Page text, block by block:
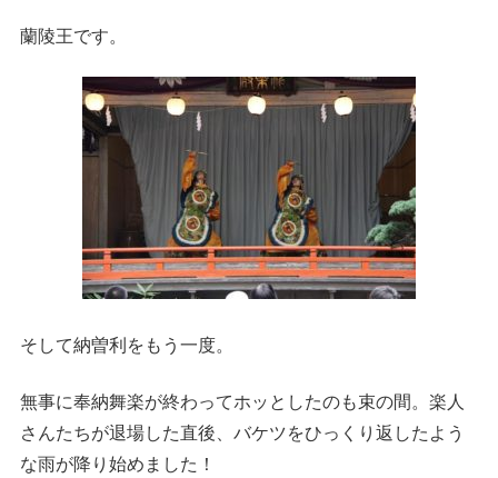
蘭陵王です。
そして納曽利をもう一度。
無事に奉納舞楽が終わってホッとしたのも束の間。楽人
さんたちが退場した直後、バケツをひっくり返したよう
な雨が降り始めました！